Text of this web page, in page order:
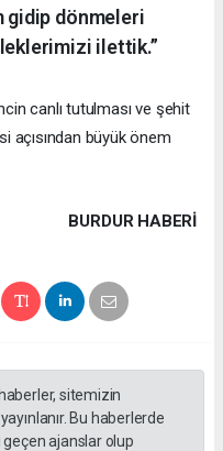
gidip dönmeleri
ilettik.”
canlı tutulması ve şehit
açısından büyük önem
BURDUR HABERİ
sitemizin
Bu haberlerde
ajanslar olup